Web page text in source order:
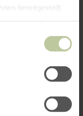
bereitgestellt